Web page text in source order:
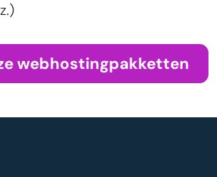
webhostingpakketten